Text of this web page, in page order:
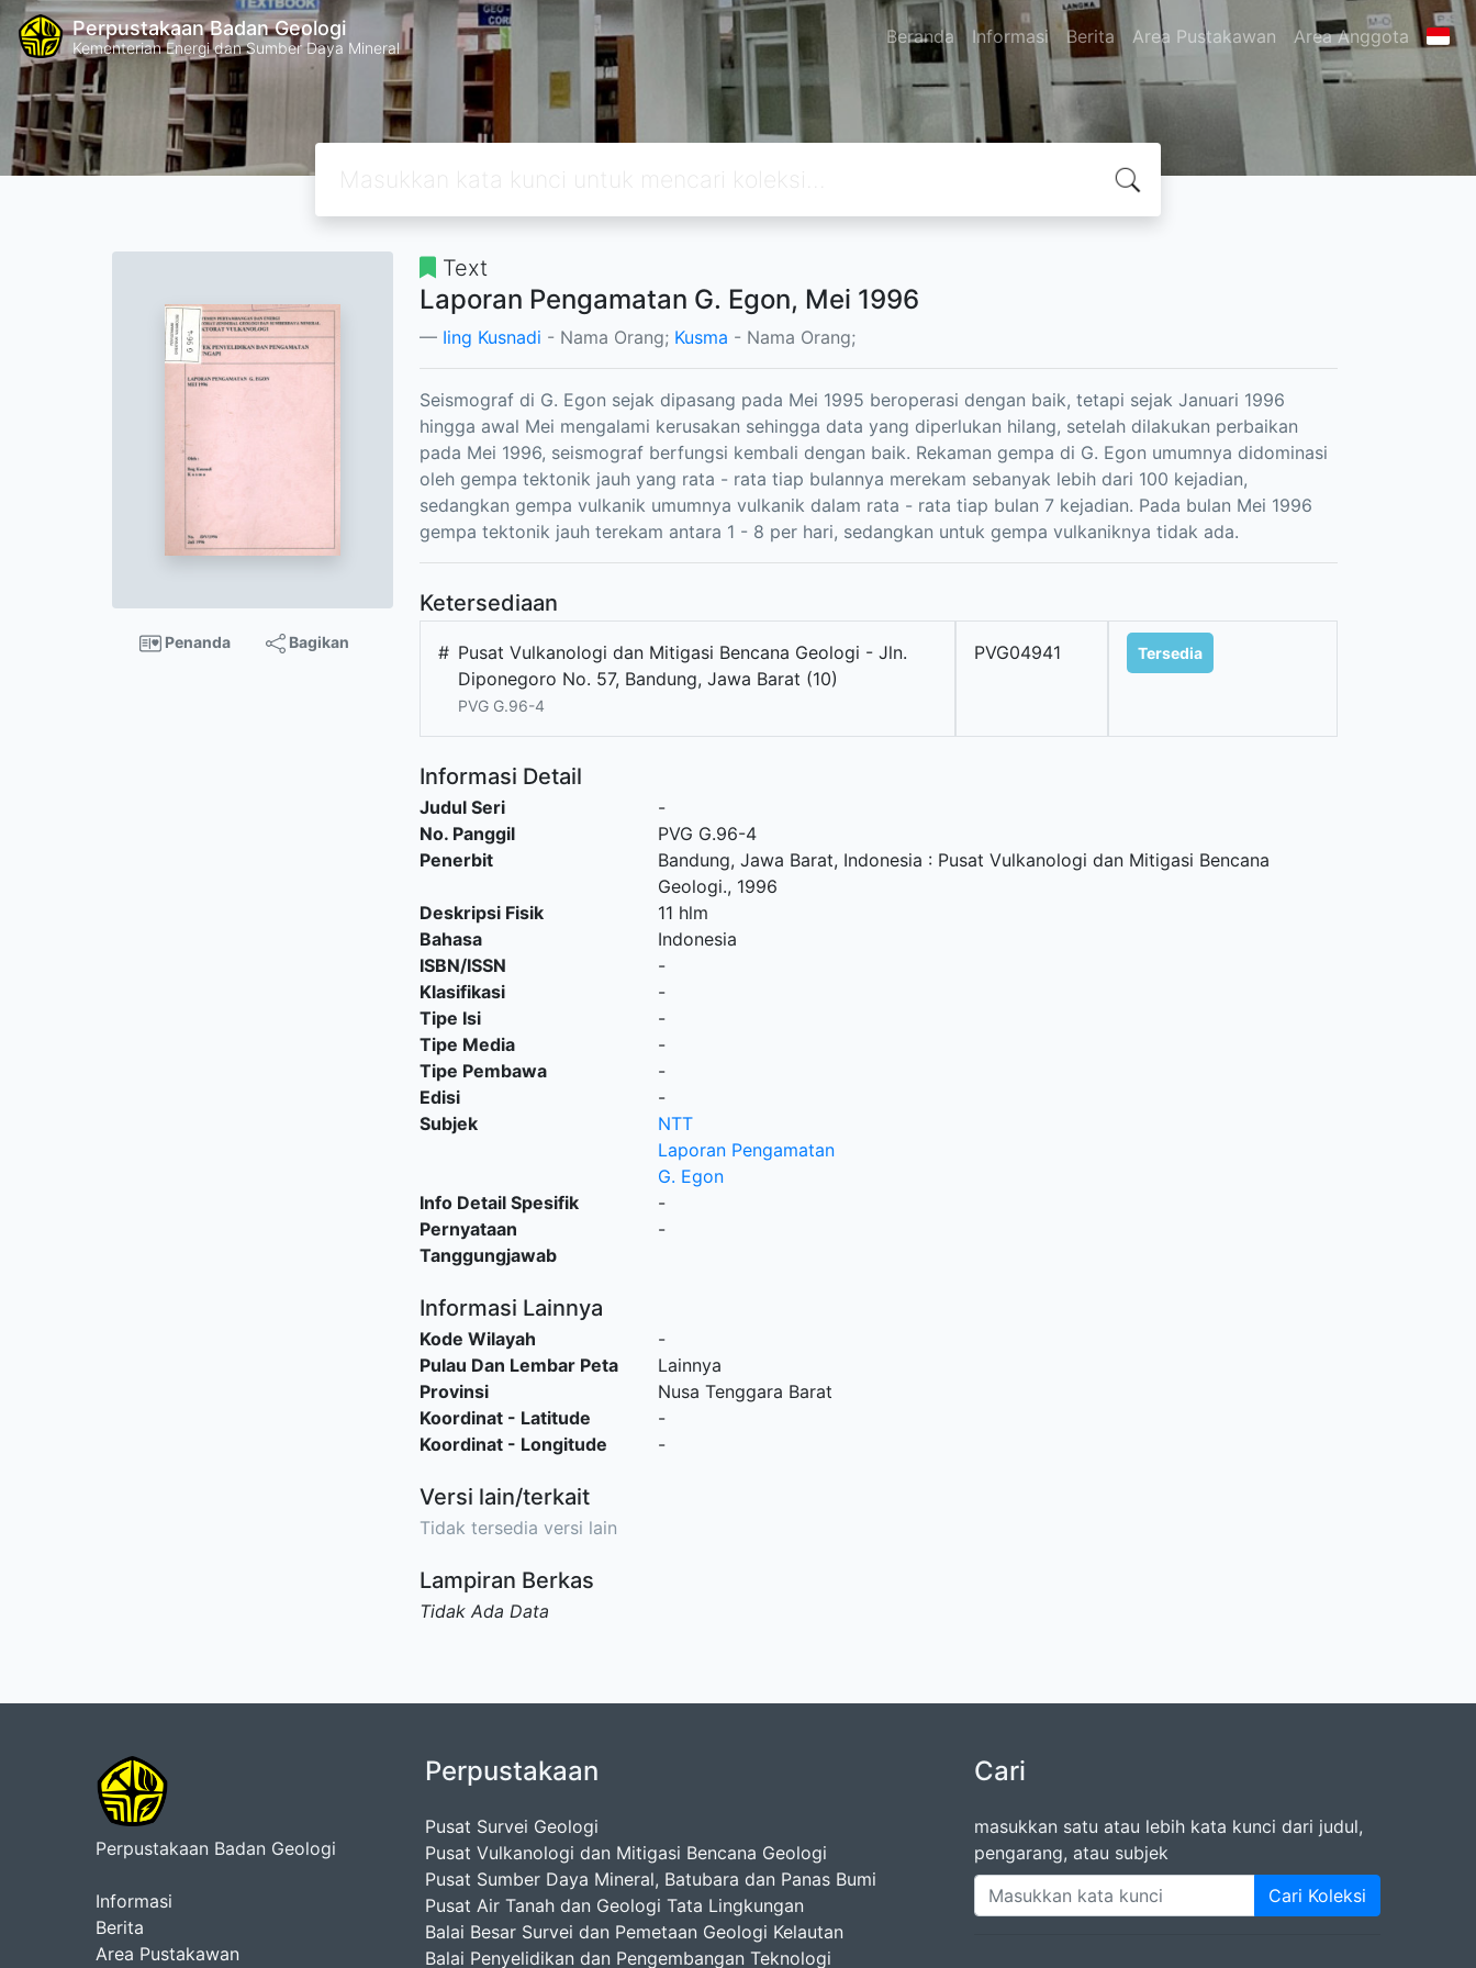
Perpustakaan Badan Geologi
Kementerian Energi dan Sumber Daya Mineral Beranda Informasi Berita Area Pustakawan Area Anggota
Penanda Bagikan
Text
Laporan Pengamatan G. Egon, Mei 1996
Iing Kusnadi - Nama Orang; Kusma - Nama Orang;
Seismograf di G. Egon sejak dipasang pada Mei 1995 beroperasi dengan baik, tetapi sejak Januari 1996
hingga awal Mei mengalami kerusakan sehingga data yang diperlukan hilang, setelah dilakukan perbaikan
pada Mei 1996, seismograf berfungsi kembali dengan baik. Rekaman gempa di G. Egon umumnya didominasi
oleh gempa tektonik jauh yang rata - rata tiap bulannya merekam sebanyak lebih dari 100 kejadian,
sedangkan gempa vulkanik umumnya vulkanik dalam rata - rata tiap bulan 7 kejadian. Pada bulan Mei 1996
gempa tektonik jauh terekam antara 1 - 8 per hari, sedangkan untuk gempa vulkaniknya tidak ada.
Ketersediaan
# Pusat Vulkanologi dan Mitigasi Bencana Geologi - Jln.
Diponegoro No. 57, Bandung, Jawa Barat (10)
PVG G.96-4
PVG04941 Tersedia
Informasi Detail
Judul Seri
-
No. Panggil
PVG G.96-4
Penerbit
Bandung, Jawa Barat, Indonesia : Pusat Vulkanologi dan Mitigasi Bencana
Geologi., 1996
Deskripsi Fisik
11 hlm
Bahasa
Indonesia
ISBN/ISSN
-
Klasifikasi
-
Tipe Isi
-
Tipe Media
-
Tipe Pembawa
-
Edisi
-
Subjek
NTT
Laporan Pengamatan
G. Egon
Info Detail Spesifik
-
Pernyataan
Tanggungjawab
-
Informasi Lainnya
Kode Wilayah
-
Pulau Dan Lembar Peta
Lainnya
Provinsi
Nusa Tenggara Barat
Koordinat - Latitude
-
Koordinat - Longitude
-
Versi lain/terkait
Tidak tersedia versi lain
Lampiran Berkas
Tidak Ada Data
Perpustakaan Badan Geologi
Informasi
Berita
Area Pustakawan
Perpustakaan
Pusat Survei Geologi
Pusat Vulkanologi dan Mitigasi Bencana Geologi
Pusat Sumber Daya Mineral, Batubara dan Panas Bumi
Pusat Air Tanah dan Geologi Tata Lingkungan
Balai Besar Survei dan Pemetaan Geologi Kelautan
Balai Penyelidikan dan Pengembangan Teknologi
Cari
masukkan satu atau lebih kata kunci dari judul,
pengarang, atau subjek
Cari Koleksi